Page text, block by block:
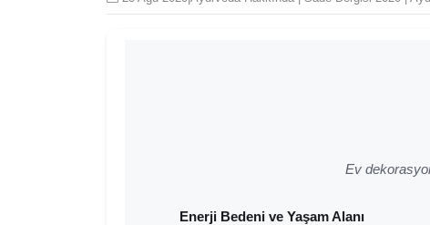
Ev
Enerji Bedeni ve Yaşam Alanı